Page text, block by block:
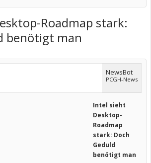
Roadmap stark:
benötigt man
NewsBot
PCGH-News
Intel sieht
Desktop-
Roadmap
stark: Doch
Geduld
benötigt man